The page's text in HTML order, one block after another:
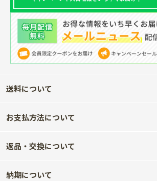
送料について
お支払方法について
返品・交換について
納期について